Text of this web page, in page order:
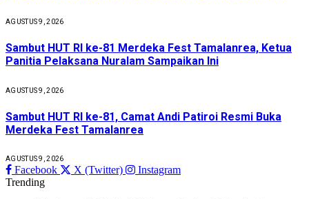
AGUSTUS 9, 2026
Sambut HUT RI ke-81 Merdeka Fest Tamalanrea, Ketua
Panitia Pelaksana Nuralam Sampaikan Ini
AGUSTUS 9, 2026
Sambut HUT RI ke-81, Camat Andi Patiroi Resmi Buka
Merdeka Fest Tamalanrea
AGUSTUS 9, 2026
Facebook X (Twitter)
Instagram
Trending